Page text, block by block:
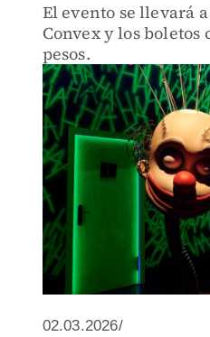
El evento se llevará
Convex y los boletos
pesos.
02.03.2026/